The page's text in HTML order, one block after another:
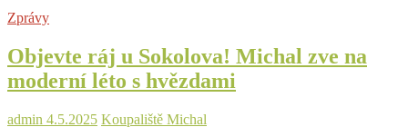
Zprávy
Objevte ráj u Sokolova! Michal zve na
moderní léto s hvězdami
admin 4.5.2025 Koupaliště Michal